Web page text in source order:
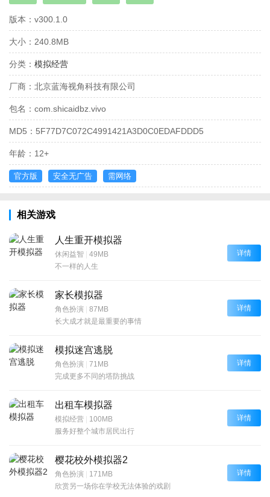
版本： v300.1.0
大小： 240.8MB
分类： 模拟经营
厂商： 北京蓝海视角科技有限公司
包名： com.shicaidbz.vivo
MD5： 5F77D7C072C4991421A3D0C0EDAFDDD5
年龄： 12+
官方版 安全无广告 需网络
相关游戏
人生重开模拟器
休闲益智 | 49MB
不一样的人生
详情
家长模拟器
角色扮演 | 87MB
长大成才就是最重要的事情
详情
模拟迷宫逃脱
角色扮演 | 71MB
完成更多不同的塔防挑战
详情
出租车模拟器
模拟经营 | 100MB
服务好整个城市居民出行
详情
樱花校外模拟器2
角色扮演 | 171MB
欣赏另一场你在学校无法体验的戏剧
详情